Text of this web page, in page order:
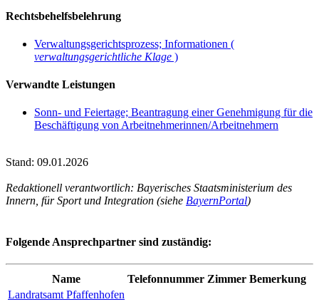
Rechtsbehelfsbelehrung
Verwaltungsgerichtsprozess; Informationen (
verwaltungsgerichtliche Klage )
Verwandte Leistungen
Sonn- und Feiertage; Beantragung einer Genehmigung für die
Beschäftigung von Arbeitnehmerinnen/Arbeitnehmern
Stand: 09.01.2026
Redaktionell verantwortlich: Bayerisches Staatsministerium des
Innern, für Sport und Integration (siehe BayernPortal)
Folgende Ansprechpartner sind zuständig:
Name Telefonnummer Zimmer Bemerkung
Landratsamt Pfaffenhofen